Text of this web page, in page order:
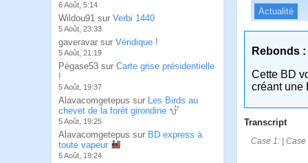
6 Août, 5:14
Wildou91 sur Verbi 1440
5 Août, 23:33
gaveravar sur Véridique !
5 Août, 21:19
Pégase53 sur Carte grise présidentielle
!
5 Août, 19:37
Alavacomgetepus sur Les Birds au
chevet de la forêt girondine
5 Août, 19:25
Alavacomgetepus sur BD express à
toute vapeur
5 Août, 19:24
Actualité
Rebonds :
Cette BD
créant une
Transcript
Case 1: |